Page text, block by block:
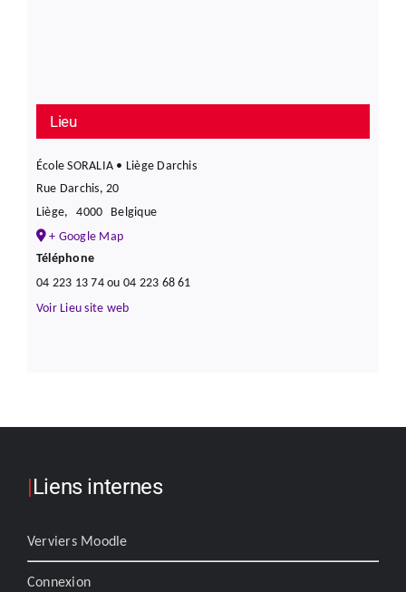
Lieu
École SORALIA • Liège Darchis
Rue Darchis, 20
Liège, 4000 Belgique
+ Google Map
Téléphone
04 223 13 74 ou 04 223 68 61
Voir Lieu site web
|Liens internes
Verviers Moodle
Connexion